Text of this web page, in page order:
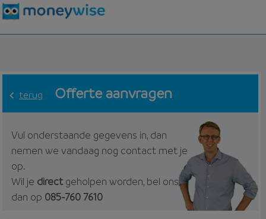
terug Offerte aanvragen
Vul onderstaande gegevens in, dan
nemen we vandaag nog contact met je
op.
Wil je directgeholpen worden, bel ons
dan op 085-760 7610